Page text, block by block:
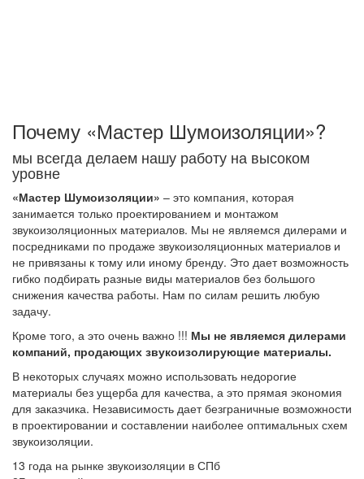
Почему «Мастер Шумоизоляции»?
мы всегда делаем нашу работу на высоком
уровне
«Мастер Шумоизоляции» – это компания, которая
занимается только проектированием и монтажом
звукоизоляционных материалов. Мы не являемся дилерами и
посредниками по продаже звукоизоляционных материалов и
не привязаны к тому или иному бренду. Это дает возможность
гибко подбирать разные виды материалов без большого
снижения качества работы. Нам по силам решить любую
задачу.
Кроме того, а это очень важно !!! Мы не являемся дилерами
компаний, продающих звукоизолирующие материалы.
В некоторых случаях можно использовать недорогие
материалы без ущерба для качества, а это прямая экономия
для заказчика. Независимость дает безграничные возможности
в проектировании и составлении наиболее оптимальных схем
звукоизоляции.
13 года на рынке звукоизоляции в СПб